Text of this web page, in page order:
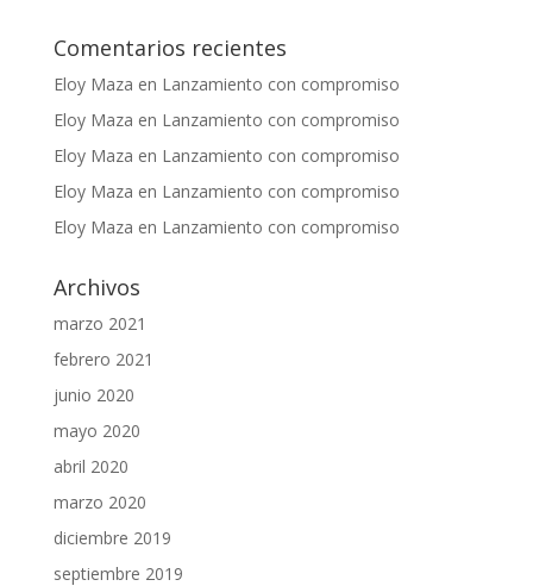
Comentarios recientes
Eloy Maza en Lanzamiento con compromiso
Eloy Maza en Lanzamiento con compromiso
Eloy Maza en Lanzamiento con compromiso
Eloy Maza en Lanzamiento con compromiso
Eloy Maza en Lanzamiento con compromiso
Archivos
marzo 2021
febrero 2021
junio 2020
mayo 2020
abril 2020
marzo 2020
diciembre 2019
septiembre 2019